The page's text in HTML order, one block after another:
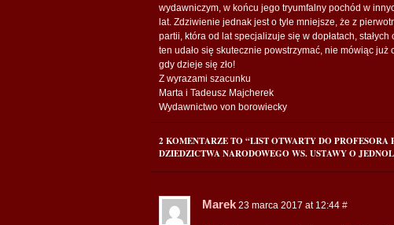
wydawniczym, w końcu jego tryumfalny pochód w
lat. Zdziwienie jednak jest o tyle mniejsze, że z
partii, która od lat specjalizuje się w dopłatach,
ten udało się skutecznie powstrzymać, nie mówiąc
gdy dzieje się zło!
Z wyrazami szacunku
Marta i Tadeusz Majcherek
Wydawnictwo von borowiecky
2 KOMENTARZE TO “LIST OTWARTY DO
DZIEDZICTWA NARODOWEGO WS. USTAWY O
Marek 23 marca 2017 at 12:44 #